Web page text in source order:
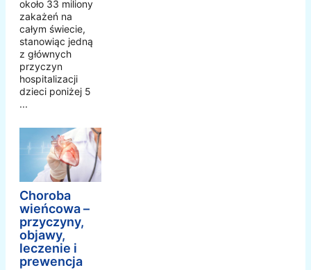
około 33 miliony
zakażeń na
całym świecie,
stanowiąc jedną
z głównych
przyczyn
hospitalizacji
dzieci poniżej 5
...
Choroba
wieńcowa –
przyczyny,
objawy,
leczenie i
prewencja